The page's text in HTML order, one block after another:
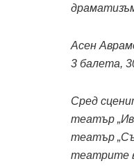
Асен
3 балета,
Сред
театър
театър
театрите